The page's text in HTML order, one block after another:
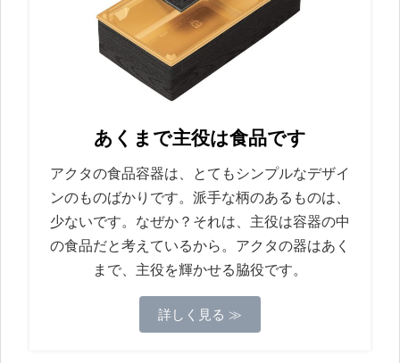
あくまで主役は食品です
アクタの食品容器は、とてもシンプルなデザイ
ンのものばかりです。派手な柄のあるものは、
少ないです。なぜか？それは、主役は容器の中
の食品だと考えているから。アクタの器はあく
まで、主役を輝かせる脇役です。
詳しく見る ≫